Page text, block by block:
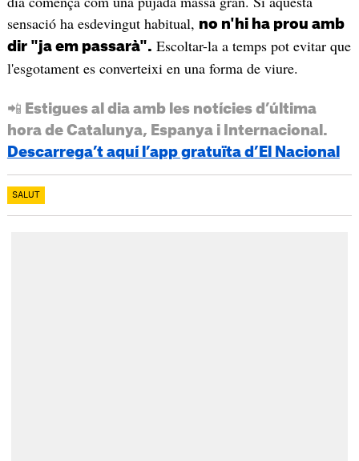
sensació ha esdevingut habitual, no n'hi ha prou amb
dir "ja em passarà". Escoltar-la a temps pot evitar que
l'esgotament es converteixi en una forma de viure.
📲 Estigues al dia amb les notícies d’última
hora de Catalunya, Espanya i Internacional.
Descarrega’t aquí l’app gratuïta d’El Nacional
SALUT